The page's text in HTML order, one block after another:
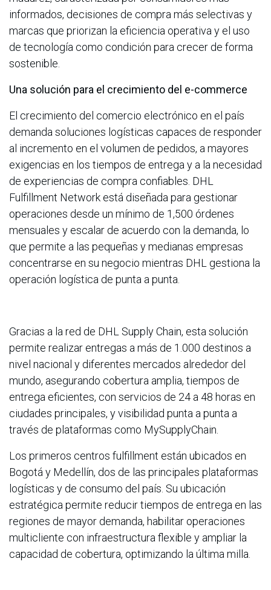
informados, decisiones de compra más selectivas y
marcas que priorizan la eficiencia operativa y el uso
de tecnología como condición para crecer de forma
sostenible.
Una solución para el crecimiento del e-commerce
El crecimiento del comercio electrónico en el país
demanda soluciones logísticas capaces de responder
al incremento en el volumen de pedidos, a mayores
exigencias en los tiempos de entrega y a la necesidad
de experiencias de compra confiables. DHL
Fulfillment Network está diseñada para gestionar
operaciones desde un mínimo de 1,500 órdenes
mensuales y escalar de acuerdo con la demanda, lo
que permite a las pequeñas y medianas empresas
concentrarse en su negocio mientras DHL gestiona la
operación logística de punta a punta.
Gracias a la red de DHL Supply Chain, esta solución
permite realizar entregas a más de 1.000 destinos a
nivel nacional y diferentes mercados alrededor del
mundo, asegurando cobertura amplia, tiempos de
entrega eficientes, con servicios de 24 a 48 horas en
ciudades principales, y visibilidad punta a punta a
través de plataformas como MySupplyChain.
Los primeros centros fulfillment están ubicados en
Bogotá y Medellín, dos de las principales plataformas
logísticas y de consumo del país. Su ubicación
estratégica permite reducir tiempos de entrega en las
regiones de mayor demanda, habilitar operaciones
multicliente con infraestructura flexible y ampliar la
capacidad de cobertura, optimizando la última milla.